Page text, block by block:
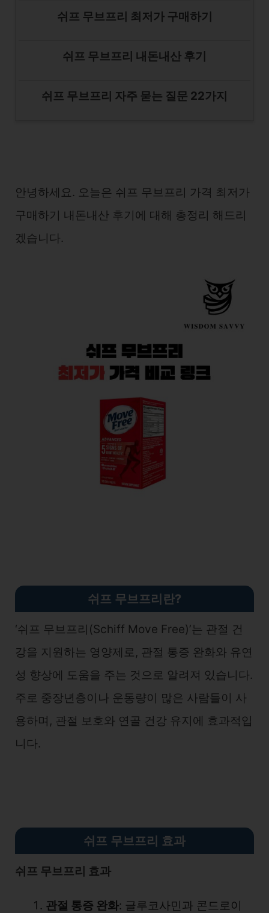
쉬프 무브프리 최저가 구매하기
쉬프 무브프리 내돈내산 후기
쉬프 무브프리 자주 묻는 질문 22가지
안녕하세요. 오늘은 쉬프 무브프리 가격 최저가
구매하기 내돈내산 후기에 대해 총정리 해드리
겠습니다.
쉬프 무브프리란?
‘쉬프 무브프리(Schiff Move Free)’는 관절 건
강을 지원하는 영양제로, 관절 통증 완화와 유연
성 향상에 도움을 주는 것으로 알려져 있습니다.
주로 중장년층이나 운동량이 많은 사람들이 사
용하며, 관절 보호와 연골 건강 유지에 효과적입
니다.
쉬프 무브프리 효과
쉬프 무브프리 효과
관절 통증 완화: 글루코사민과 콘드로이